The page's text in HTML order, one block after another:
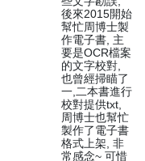
後來2015開始
幫忙周博士製
作電子書, 主
要是OCR檔案
的文字校對,
也曾經掃瞄了
一,二本書進行
校對提供txt,
周博士也幫忙
製作了電子書
格式上架, 非
常感念~ 可惜